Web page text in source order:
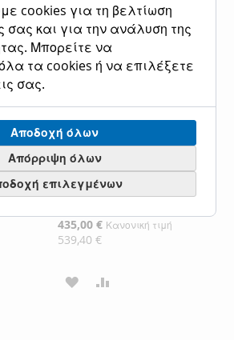
Νιπτήρας
Μαρμάρινος Gaia
60x38 h.14 Fossil
Tundra Grey DS60-
423
Ειδική
Τιμή
435,00 € Κανονική τιμή
539,40 €
Προσθήκη
στο
Καλάθι
ΠΡΟΣΘΉΚΗ
cookies για τη βελτίωση
σας και για την ανάλυση της
Μπορείτε να
τα cookies ή να επιλέξετε
σας.
Αποδοχή όλων
Απόρριψη όλων
επιλεγμένων